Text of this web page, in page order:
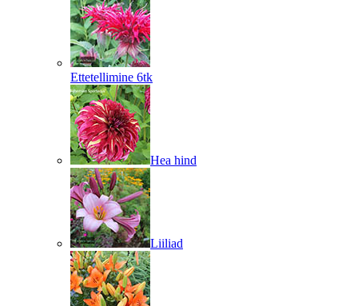
Ettetellimine 6tk
Hea hind
Liiliad